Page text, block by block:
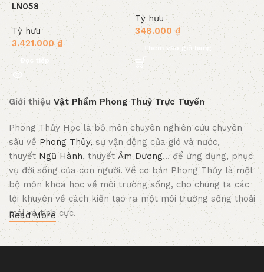
LN058
Tỳ hưu
3.421.000 ₫
Tỳ hưu
348.000 ₫
Thêm vào giỏ hàng
Giới thiệuVật Phẩm Phong Thuỷ Trực Tuyến
Phong Thủy Học là bộ môn chuyên nghiên cứu chuyên
sâu vềPhong Thủy,sự vận động của gió và nước,
thuyết Ngũ Hành, thuyết Âm Dương… để ứng dụng, phục
vụ đời sống của con người. Về cơ bản Phong Thủy là một
bộ môn khoa học về môi trường sống, cho chúng ta các
lời khuyên về cách kiến tạo ra một môi trường sống thoải
mái và tích cực.
Read More